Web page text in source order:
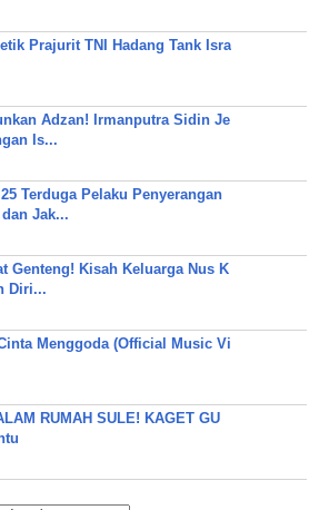
Prajurit TNI Hadang Tank Isra
Adzan! Irmanputra Sidin Je
Is...
Terduga Pelaku Penyerangan
Jak...
Genteng! Kisah Keluarga Nus K
Diri...
Menggoda (Official Music Vi
RUMAH SULE! KAGET GU